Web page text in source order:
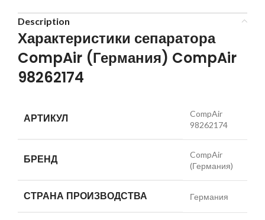
Description
Характеристики сепаратора
CompAir (Германия) CompAir
98262174
АРТИКУЛ
CompAir
98262174
БРЕНД
CompAir
(Германия)
СТРАНА ПРОИЗВОДСТВА Германия